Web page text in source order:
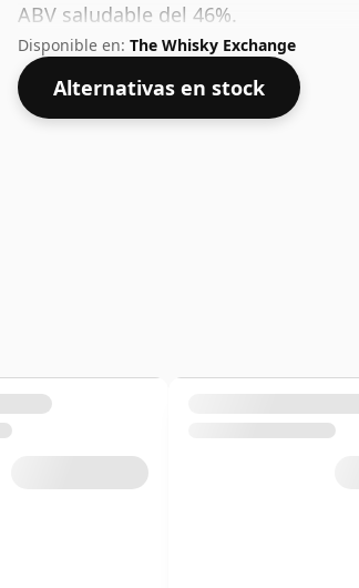
ABV saludable del 46%.
Disponible en: The Whisky Exchange
Alternativas en stock